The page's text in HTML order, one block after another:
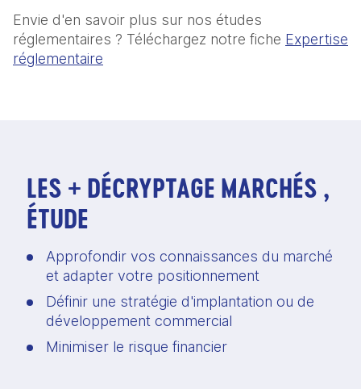
Envie d'en savoir plus sur nos études
réglementaires ? Téléchargez notre fiche Expertise
réglementaire
LES + DÉCRYPTAGE MARCHÉS ,
ÉTUDE
Approfondir vos connaissances du marché
et adapter votre positionnement
Définir une stratégie d'implantation ou de
développement commercial
Minimiser le risque financier